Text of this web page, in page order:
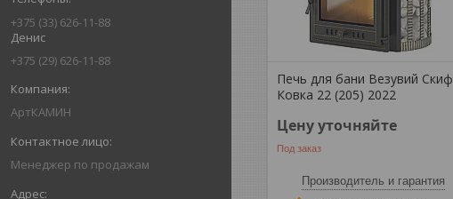
+375 (33) 626-11-88
Денис
+375 (29) 626-11-88
АртКАМИН
Менеджер по продажам
Печь для бани Везувий Скиф
Ковка 22 (205) 2022
Цену уточняйте
Под заказ
Производитель и гарантия